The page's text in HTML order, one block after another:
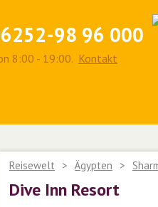
98 96 000
8:00 - 19:00. Kontakt
Reisewelt > Ägypten >
Dive Inn Resort